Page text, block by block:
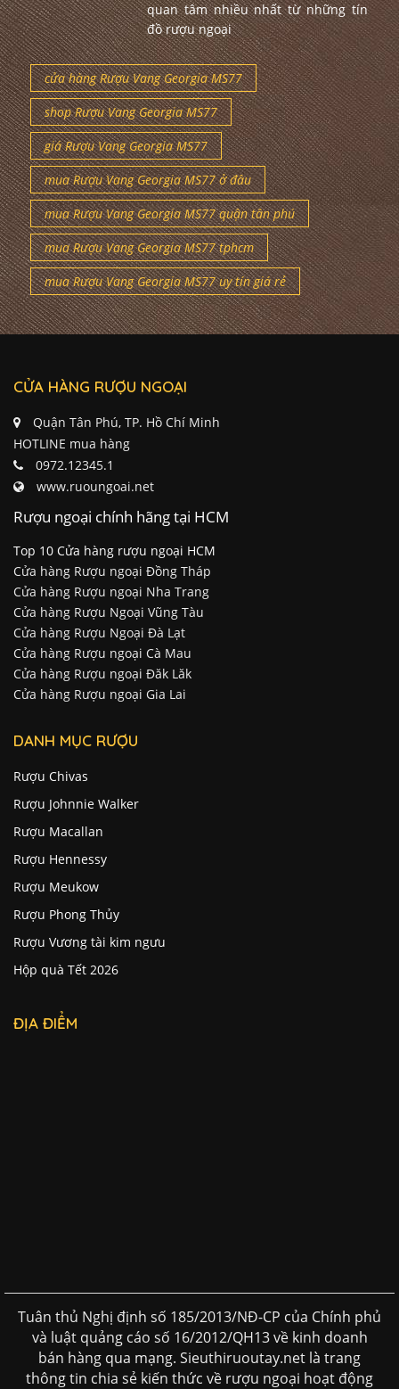
quan tâm nhiều nhất từ những tín
đồ rượu ngoại
cửa hàng Rượu Vang Georgia MS77
shop Rượu Vang Georgia MS77
giá Rượu Vang Georgia MS77
mua Rượu Vang Georgia MS77 ở đâu
mua Rượu Vang Georgia MS77 quận tân phú
mua Rượu Vang Georgia MS77 tphcm
mua Rượu Vang Georgia MS77 uy tín giá rẻ
CỬA HÀNG RƯỢU NGOẠI
Quận Tân Phú, TP. Hồ Chí Minh
HOTLINE mua hàng
0972.12345.1
www.ruoungoai.net
Rượu ngoại chính hãng tại HCM
Top 10 Cửa hàng rượu ngoại HCM
Cửa hàng Rượu ngoại Đồng Tháp
Cửa hàng Rượu ngoại Nha Trang
Cửa hàng Rượu Ngoại Vũng Tàu
Cửa hàng Rượu Ngoại Đà Lạt
Cửa hàng Rượu ngoại Cà Mau
Cửa hàng Rượu ngoại Đăk Lăk
Cửa hàng Rượu ngoại Gia Lai
DANH MỤC RƯỢU
Rượu Chivas
Rượu Johnnie Walker
Rượu Macallan
Rượu Hennessy
Rượu Meukow
Rượu Phong Thủy
Rượu Vương tài kim ngưu
Hộp quà Tết 2026
ĐỊA ĐIỂM
Tuân thủ Nghị định số 185/2013/NĐ-CP của Chính phủ
và luật quảng cáo số 16/2012/QH13 về kinh doanh
bán hàng qua mạng. Sieuthiruoutay.net là trang
thông tin chia sẻ kiến thức về rượu ngoại hoạt động